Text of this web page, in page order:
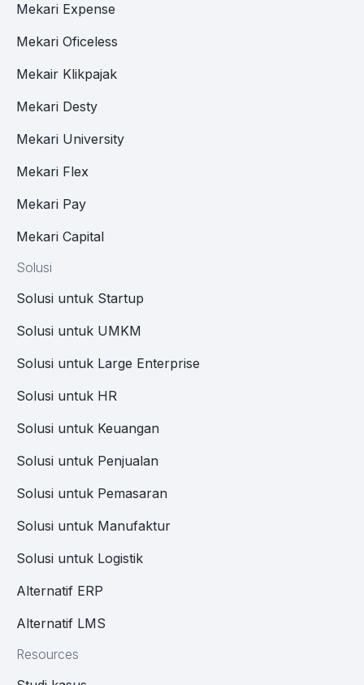
Mekari Expense
Mekari Oficeless
Mekair Klikpajak
Mekari Desty
Mekari University
Mekari Flex
Mekari Pay
Mekari Capital
Solusi
Solusi untuk Startup
Solusi untuk UMKM
Solusi untuk Large Enterprise
Solusi untuk HR
Solusi untuk Keuangan
Solusi untuk Penjualan
Solusi untuk Pemasaran
Solusi untuk Manufaktur
Solusi untuk Logistik
Alternatif ERP
Alternatif LMS
Resources